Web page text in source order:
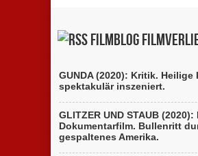
Filmblog
GUNDA (2020): Kritik. Heilige
spektakulär inszeniert.
GLITZER UND STAUB
Dokumentarfilm. Bullenritt
gespaltenes Amerika.